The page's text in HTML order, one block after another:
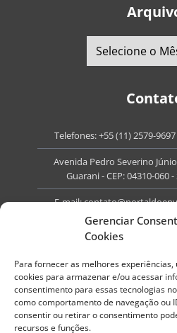
Gerenciar
Cookies
Para fornecer as melhores
cookies para armazenar e/ou acessar
consentimento para essas tecnologias
como comportamento de navegação ou
consentir ou retirar o consentimento
recursos e funções.
Telefones:+55 (11) 2579-9697
Avenida Pedro Severino
Guarani - CEP: 04310-060
E-mail:
Website: